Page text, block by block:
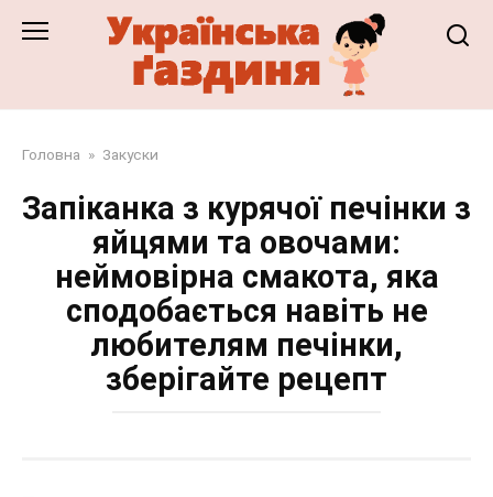
Головна » Закуски
Запіканка з курячої печінки з
яйцями та овочами:
неймовірна смакота, яка
сподобається навіть не
любителям печінки,
зберігайте рецепт